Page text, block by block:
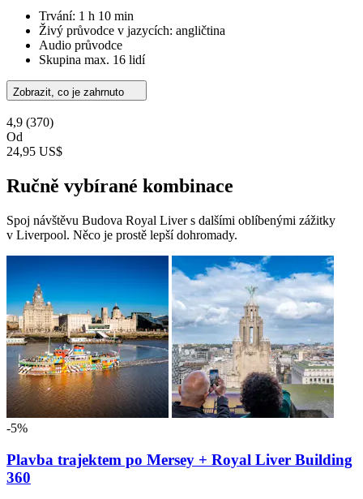
Trvání: 1 h 10 min
Živý průvodce v jazycích: angličtina
Audio průvodce
Skupina max. 16 lidí
Zobrazit, co je zahrnuto
4,9 (370)
Od
24,95 US$
Ručně vybírané kombinace
Spoj návštěvu Budova Royal Liver s dalšími oblíbenými zážitky
v Liverpool. Něco je prostě lepší dohromady.
-5%
Plavba trajektem po Mersey + Royal Liver Building
360